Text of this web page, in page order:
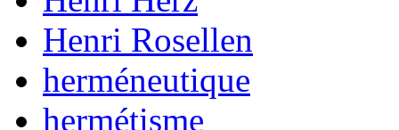
Henri Rosellen
herméneutique
hermétisme